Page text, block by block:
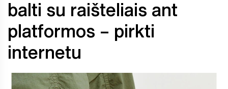
balti su raišteliais ant
platformos – pirkti
internetu